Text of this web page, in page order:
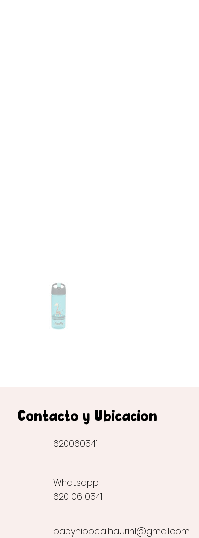
Contacto y Ubicación
620060541
Whatsapp
620 06 0541
babyhippo.alhaurin1@gmail.com